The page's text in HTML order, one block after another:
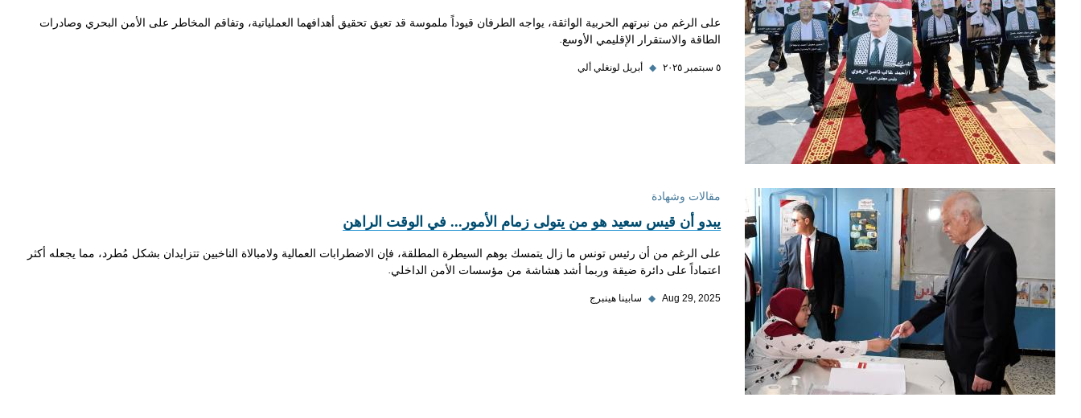
على الرغم من نبرتهم الحربية الواثقة، يواجه الطرفان قيوداً ملموسة قد تعيق تحقيق أهدافهما العملياتية، وتفاقم المخاطر على الأمن البحري وصادرات
الطاقة والاستقرار الإقليمي الأوسع.
٥ سبتمبر ٢٠٢٥ ◆ أبريل لونغلي ألي
مقالات وشهادة
يبدو أن قيس سعيد هو من يتولى زمام الأمور... في الوقت الراهن
على الرغم من أن رئيس تونس ما زال يتمسك بوهم السيطرة المطلقة، فإن الاضطرابات العمالية ولامبالاة الناخبين تتزايدان بشكل مُطرد، مما يجعله أكثر
اعتماداً على دائرة ضيقة وربما أشد هشاشة من مؤسسات الأمن الداخلي.
Aug 29, 2025
◆ سابينا هينبرج